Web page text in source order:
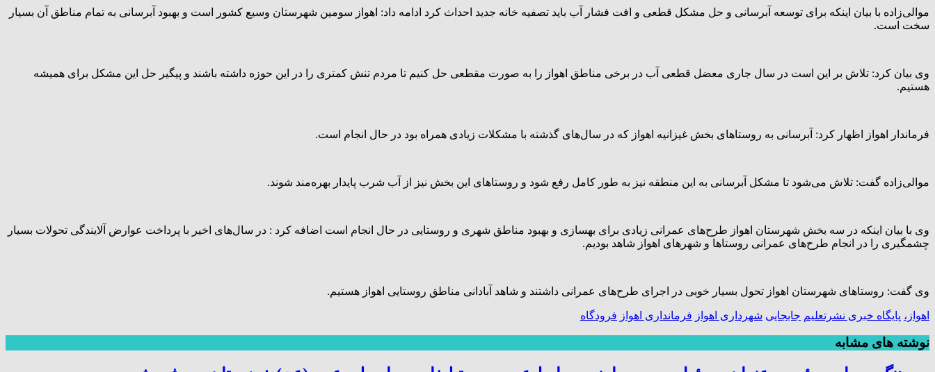
موالی‌زاده با بیان اینکه برای توسعه آبرسانی و حل مشکل قطعی و افت فشار آب باید تصفیه خانه جدید احداث کرد ادامه داد: اهواز سومین شهرستان وسیع کشور است و بهبود آبرسانی به تمام مناطق آن بسیار
سخت است.
وی بیان کرد: تلاش بر این است در سال جاری معضل قطعی آب در برخی مناطق اهواز را به صورت مقطعی حل کنیم تا مردم تنش کمتری را در این حوزه داشته باشند و پیگیر حل این مشکل برای همیشه
هستیم.
فرماندار اهواز اظهار کرد: آبرسانی به روستاهای بخش غیزانیه اهواز که در سال‌های گذشته با مشکلات زیادی همراه بود در حال انجام است.
موالی‌زاده گفت: تلاش می‌شود تا مشکل آبرسانی به این منطقه نیز به طور کامل رفع شود و روستاهای این بخش نیز از آب شرب پایدار بهره‌مند شوند.
وی با بیان اینکه در سه بخش شهرستان اهواز طرح‌های عمرانی زیادی برای بهسازی و بهبود مناطق شهری و روستایی در حال انجام است اضافه کرد : در سال‌های اخیر با پرداخت عوارض آلایندگی تحولات بسیار
چشمگیری را در انجام طرح‌های عمرانی روستاها و شهرهای اهواز شاهد بودیم.
وی گفت: روستاهای شهرستان اهواز تحول بسیار خوبی در اجرای طرح‌های عمرانی داشتند و شاهد آبادانی مناطق روستایی اهواز هستیم.
اهواز، پایگاه خبری نشرتعلیم جابجایی شهرداری اهواز فرمانداری اهواز فرودگاه
نوشته های مشابه